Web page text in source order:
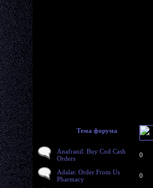
Тема форума
Anafranil: Buy Cod Cash
Orders
0
Adalat: Order From Us
Pharmacy
0